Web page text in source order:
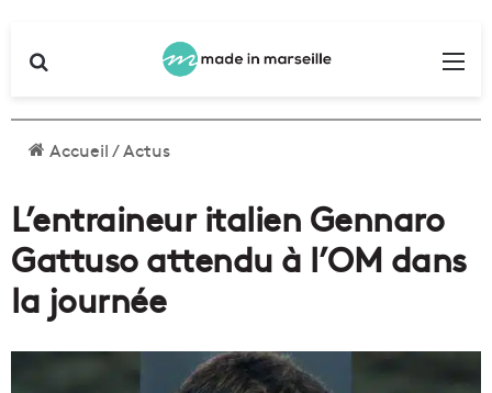
Accueil/Actus
L’entraineur italien Gennaro
Gattuso attendu à l’OM dans
la journée